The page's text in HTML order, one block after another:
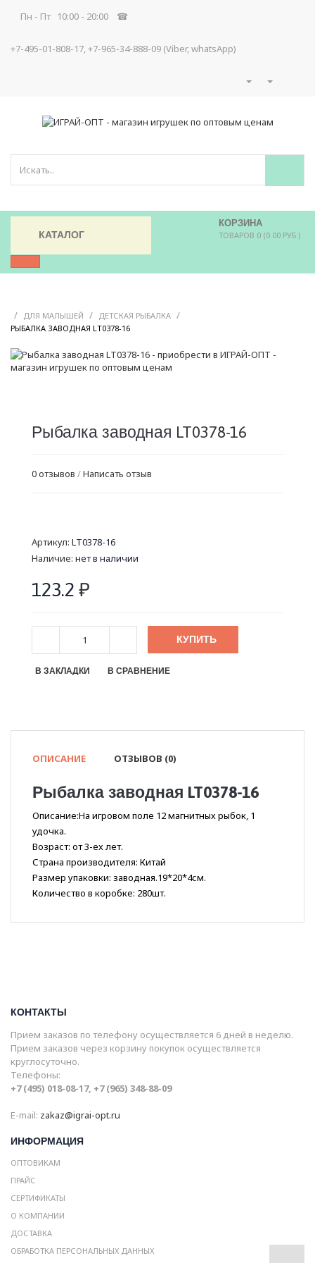
Пн - Пт 10:00 - 20:00 ☎
+7-495-01-808-17, +7-965-34-888-09 (Viber, whatsApp)
КОРЗИНА
ТОВАРОВ 0 (0.00 РУБ.)
КАТАЛОГ
/ ДЛЯ МАЛЫШЕЙ / ДЕТСКАЯ РЫБАЛКА /
РЫБАЛКА ЗАВОДНАЯ LT0378-16
Рыбалка заводная LT0378-16
0 отзывов /Написать отзыв
Артикул: LT0378-16
Наличие: нет в наличии
123.2 ₽
КУПИТЬ
В ЗАКЛАДКИ В СРАВНЕНИЕ
ОПИСАНИЕ ОТЗЫВОВ (0)
Рыбалка заводная LT0378-16
Описание:На игровом поле 12 магнитных рыбок, 1
удочка.
Возраст: от 3-ех лет.
Страна производителя: Китай
Размер упаковки: заводная.19*20*4см.
Количество в коробке: 280шт.
КОНТАКТЫ
Прием заказов по телефону осуществляется 6 дней в неделю.
Прием заказов через корзину покупок осуществляется
круглосуточно.
Телефоны:
+7 (495) 018-08-17, +7 (965) 348-88-09
E-mail: zakaz@igrai-opt.ru
ИНФОРМАЦИЯ
ОПТОВИКАМ
ПРАЙС
СЕРТИФИКАТЫ
О КОМПАНИИ
ДОСТАВКА
ОБРАБОТКА ПЕРСОНАЛЬНЫХ ДАННЫХ